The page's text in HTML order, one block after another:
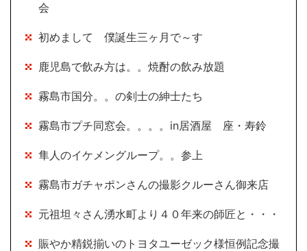
会
初めまして 僕誕生三ヶ月で～す
鹿児島で飲み方は。。焼酎の飲み放題
霧島市国分。。の剣士の紳士たち
霧島市プチ同窓会。。。。in居酒屋 座・寿鈴
隼人のイケメングループ。。参上
霧島市ガチャポンさんの撮影クルーさん御来店
元祖坦々さん湧水町より４０年来の師匠と・・・
賑やか精鋭揃いのトヨタユーゼック様恒例記念撮